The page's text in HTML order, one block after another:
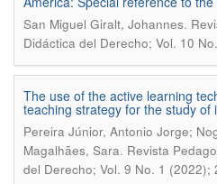
San Miguel Giralt, Johannes.
Didáctica del Derecho; Vol. 10
The use of the active learning
teaching strategy for the study of
Pereira Júnior, Antonio Jorge;
Magalhães, Sara. Revista
del Derecho; Vol. 9 No. 1 (2022);